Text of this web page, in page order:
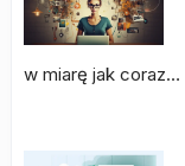
w miarę jak coraz…